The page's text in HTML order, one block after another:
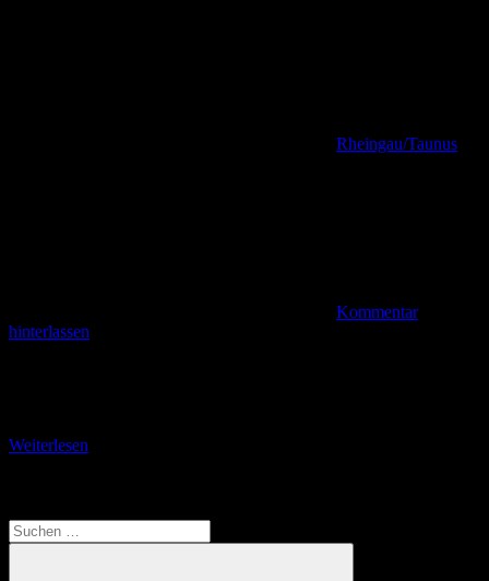
Rheingau/Taunus
Kommentar
hinterlassen
Weiterlesen
Suchen
nach: